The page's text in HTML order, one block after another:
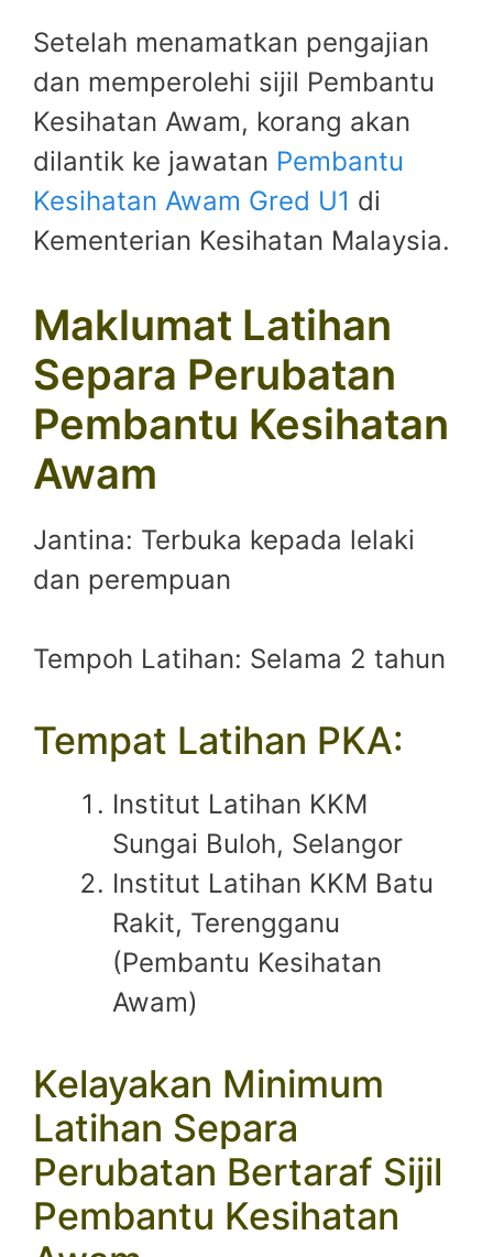
Setelah menamatkan pengajian
dan memperolehi sijil Pembantu
Kesihatan Awam, korang akan
dilantik ke jawatan Pembantu
Kesihatan Awam Gred U1 di
Kementerian Kesihatan Malaysia.
Maklumat Latihan
Separa Perubatan
Pembantu Kesihatan
Awam
Jantina: Terbuka kepada lelaki
dan perempuan
Tempoh Latihan: Selama 2 tahun
Tempat Latihan PKA:
Institut Latihan KKM
Sungai Buloh, Selangor
Institut Latihan KKM Batu
Rakit, Terengganu
(Pembantu Kesihatan
Awam)
Kelayakan Minimum
Latihan Separa
Perubatan Bertaraf Sijil
Pembantu Kesihatan